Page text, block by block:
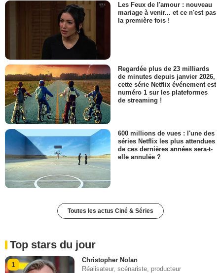
Les Feux de l'amour : nouveau
mariage à venir... et ce n'est pas
la première fois !
Regardée plus de 23 milliards
de minutes depuis janvier 2026,
cette série Netflix événement est
numéro 1 sur les plateformes
de streaming !
600 millions de vues : l'une des
séries Netflix les plus attendues
de ces dernières années sera-t-
elle annulée ?
Toutes les actus Ciné & Séries
Top stars du jour
1
Christopher Nolan
Réalisateur, scénariste, producteur